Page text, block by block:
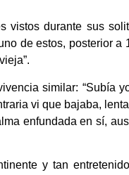
vistos durante sus
de estos, posterior a
similar: “Subía
vi que bajaba,
enfundada en sí,
y tan